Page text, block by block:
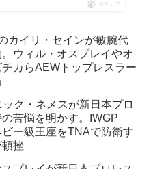
ポチップ
カイリ・セインが敏腕代
ウィル・オスプレイやオ
カらAEWトップレスラー
ック・ネメスが新日本プロ
苦悩を明かす。IWGP
ー級王座をTNAで防衛す
頓挫